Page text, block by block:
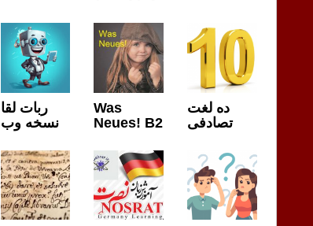
ربات لقا
نسخه وب
Was
Neues! B2
ده لغت
تصادفی